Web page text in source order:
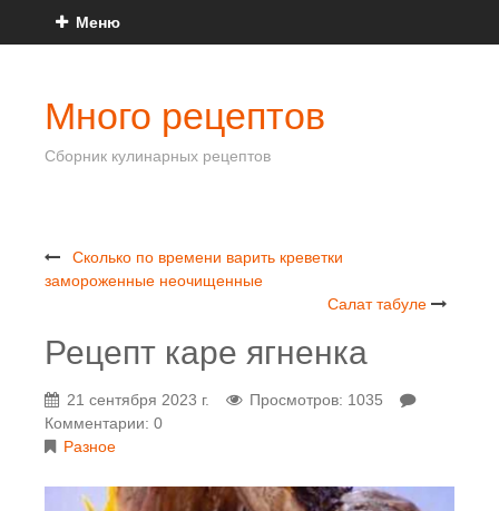
Меню
Много рецептов
Сборник кулинарных рецептов
Сколько по времени варить креветки
замороженные неочищенные
Салат табуле
Рецепт каре ягненка
21 сентября 2023 г.
Просмотров: 1035
Комментарии: 0
Разное